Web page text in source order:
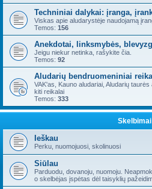
Techniniai dalykai: įranga,
Viskas apie aludarystėje naudojamą
Temos: 156
Anekdotai, linksmybės,
Jeigu niekur netinka, rašykite čia.
Temos: 92
Aludarių bendruomeniniai
VAK'as, Kauno aludariai, Aludarių
kiti reikalai
Temos: 333
Skelbimai
Ieškau
Perku, nuomojuosi, skolinuosi
Siūlau
Parduodu, dovanoju, nuomoju.
o skelbėjas įspėtas dėl taisyklių